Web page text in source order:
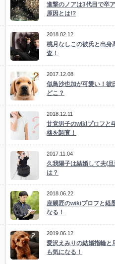
進撃のノアは3代目で卒
原因とは!?
2018.02.12
桃月なしこの彼氏と出身
査！
2017.12.08
似鳥沙也加が可愛い！彼
どこ？
2018.12.11
甘党男子のwikiプロフと
格を調査！
2017.11.04
久我陽子は結婚して夫(
は？
2018.06.22
座親匠のwikiプロフと経
なる！
2019.06.12
愛沢えみりの結婚指輪と
も気になる！